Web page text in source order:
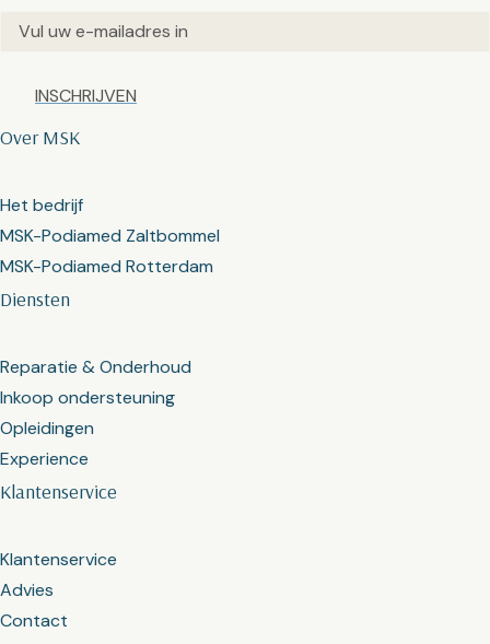
Klantenservice
Klantenservice
Advies
Contact
Diensten
Reparatie & Onderhoud
Inkoop ondersteuning
Opleidingen
Experience
Over MSK
Het bedrijf
MSK-Podiamed Zaltbommel
MSK-Podiamed Rotterdam
Email(Vereist)
Captcha